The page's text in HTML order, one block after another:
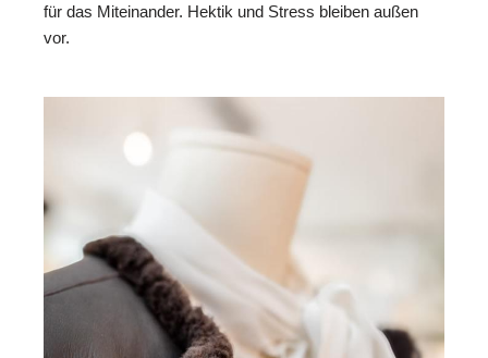
für das Miteinander. Hektik und Stress bleiben außen
vor.